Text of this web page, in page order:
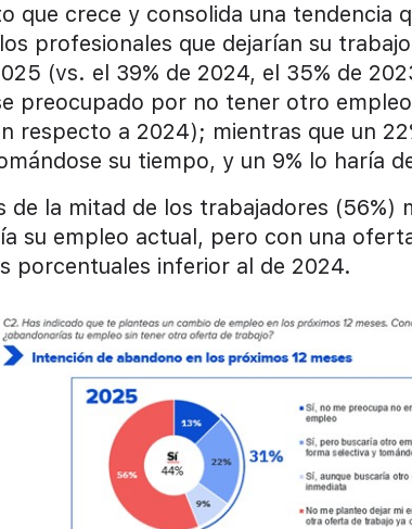
que crece y consolida una tendencia
profesionales que dejarían su
(vs. el 39% de 2024, el 35% de
preocupado por no tener otro
respecto a 2024); mientras que un
su tiempo, y un 9% lo haría
de la mitad de los trabajadores (56%)
su empleo actual, pero con una
porcentuales inferior al de 2024.